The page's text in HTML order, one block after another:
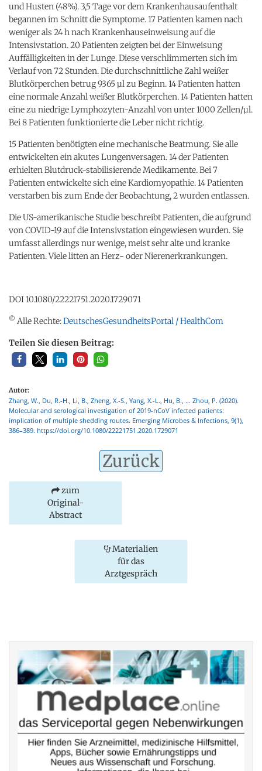
und Husten (48%). 3,5 Tage vor dem Krankenhausaufenthalt
begannen im Schnitt die Symptome. 17 Patienten kamen nach
weniger als 24 h nach Krankenhauseinweisung auf die
Intensivstation. 20 Patienten zeigten bei der Einweisung
Auffälligkeiten in der Lunge. Diese verschlimmerten sich im
Verlauf von 72 Stunden. Die durchschnittliche Zahl weißer
Blutkörperchen betrug 9365 µl zu Beginn. 14 Patienten hatten
eine normale Anzahl weißer Blutkörperchen. 14 Patienten hatten
eine zu niedrige Lymphozyten-Anzahl von unter 1000 Zellen/µl.
Bei 8 Patienten funktionierte die Leber nicht richtig.
15 Patienten benötigten eine mechanische Beatmung. Sie alle
entwickelten ein akutes Lungenversagen. 14 der Patienten
erhielten Blutdruck-stabilisierende Medikamente. Bei 7
Patienten entwickelte sich eine Kardiomyopathie. 14 Patienten
verstarben bis zum Ende der Beobachtung, 2 wurden entlassen.
Die US-amerikanische Studie beschreibt Patienten, die aufgrund
von COVID-19 auf die Intensivstation eingewiesen wurden. Sie
umfasst allerdings nur wenige, meist sehr alte und kranke
Patienten. Viele litten an Herz- oder Nierenerkrankungen.
DOI 10.1080/22221751.2020.1729071
© Alle Rechte:DeutschesGesundheitsPortal / HealthCom
Teilen Sie diesen Beitrag:
Autor:
Zhang, W., Du, R.-H., Li, B., Zheng, X.-S., Yang, X.-L., Hu, B., … Zhou, P. (2020).
Molecular and serological investigation of 2019-nCoV infected patients:
implication of multiple shedding routes. Emerging Microbes & Infections, 9(1),
386–389. https://doi.org/10.1080/22221751.2020.1729071
Zurück
zum
Original-
Abstract
Materialien
für das
Arztgespräch